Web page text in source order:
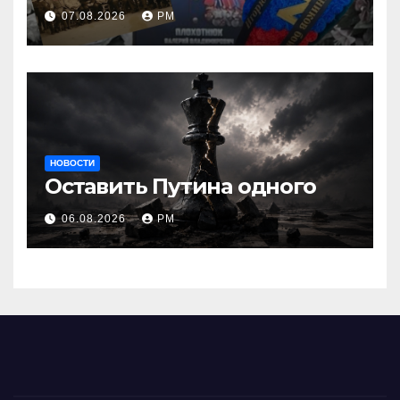
07.08.2026 РМ
НОВОСТИ
Оставить Путина одного
06.08.2026 РМ